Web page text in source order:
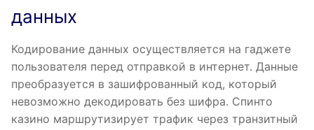
данных
Кодирование данных осуществляется на гаджете
пользователя перед отправкой в интернет. Данные
преобразуется в зашифрованный код, который
невозможно декодировать без шифра. Спинто
казино маршрутизирует трафик через транзитный